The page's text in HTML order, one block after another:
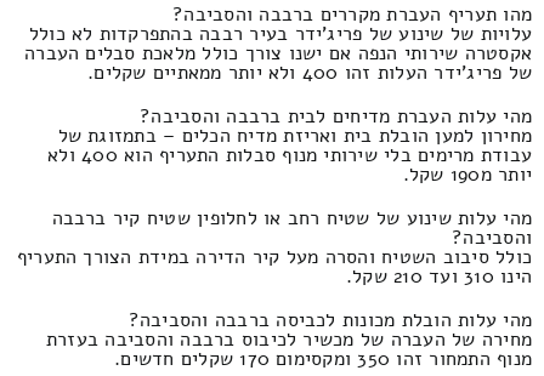
מהו תעריף העברת מקררים ברבבה והסביבה?
עלויות של שינוע של פריג'ידר בעיר רבבה בהתפרקדות לא כולל
אקסטרה שירותי הנפה אם ישנו צורך כולל מלאכת סבלים העברה
של פריג'ידר העלות זהו 400 ולא יותר ממאתיים שקלים.
מהי עלות העברת מדיחים לבית ברבבה והסביבה?
מחירון למען הובלת בית ואריזת מדיח הכלים – בתמזוגת של
עבודת מרימים בלי שירותי מנוף סבלות התעריף הוא 400 ולא
יותר מ190 שקל.
מהי עלות שינוע של שטיח רחב או לחלופין שטיח קיר ברבבה
והסביבה?
כולל סיבוב השטיח והסרה מעל קיר הדירה במידת הצורך התעריף
הינו 310 ועד 210 שקל.
מהי עלות הובלת מכונות לכביסה ברבבה והסביבה?
מחירה של העברה של מכשיר לכיבוס ברבבה והסביבה בעזרת
מנוף התמחור זהו 350 ומקסימום 170 שקלים חדשים.